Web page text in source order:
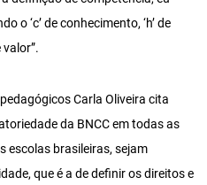
o ‘c’ de conhecimento, ‘h’ de
valor”.
Carla Oliveira cita
da BNCC em todas as
escolas brasileiras, sejam
que é a de definir os direitos e